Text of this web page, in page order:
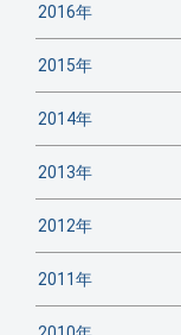
2016年
2015年
2014年
2013年
2012年
2011年